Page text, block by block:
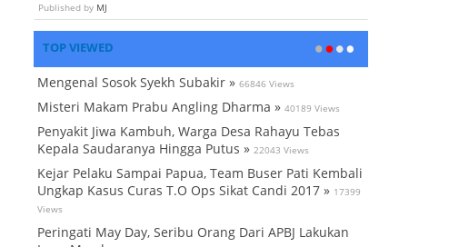
Published by MJ
TOP VIEWED
Mengenal Sosok Syekh Subakir » 66846 Views
Misteri Makam Prabu Angling Dharma » 40189 Views
Penyakit Jiwa Kambuh, Warga Desa Rahayu Tebas
Kepala Saudaranya Hingga Putus » 22043 Views
Kejar Pelaku Sampai Papua, Team Buser Pati Kembali
Ungkap Kasus Curas T.O Ops Sikat Candi 2017 » 17399
Views
Peringati May Day, Seribu Orang Dari APBJ Lakukan